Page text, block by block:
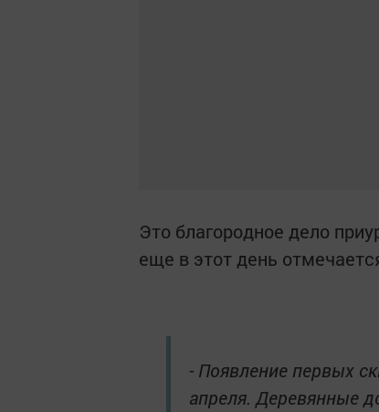
Это благородное дело
еще в этот день
- Появление первых
апреля. Деревянные